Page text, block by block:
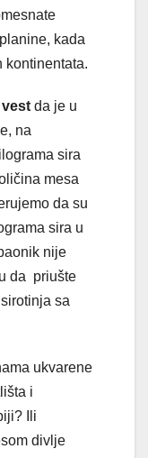
kada
kontinentata.
da je u
na
sira
mesa
da su
sira u
nije
da priušte
sa
ukvarene
i
Ili
divlje